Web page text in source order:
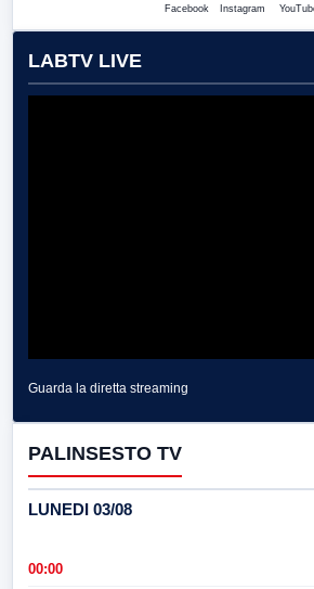
Facebook Instagram
LABTV LIVE
Guarda la diretta streaming
PALINSESTO TV
LUNEDI 03/08
00:00